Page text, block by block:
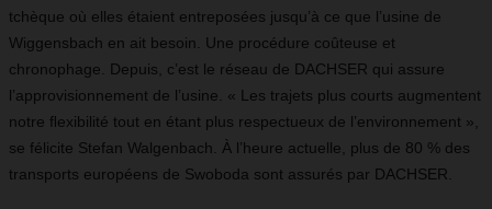
tchèque où elles étaient entreposées jusqu’à ce que l’usine de
Wiggensbach en ait besoin. Une procédure coûteuse et
chronophage. Depuis, c’est le réseau de DACHSER qui assure
l’approvisionnement de l’usine. « Les trajets plus courts augmentent
notre ﬂexibilité tout en étant plus respectueux de l’environnement »,
se félicite Stefan Walgenbach. À l’heure actuelle, plus de 80 % des
transports européens de Swoboda sont assurés par DACHSER.